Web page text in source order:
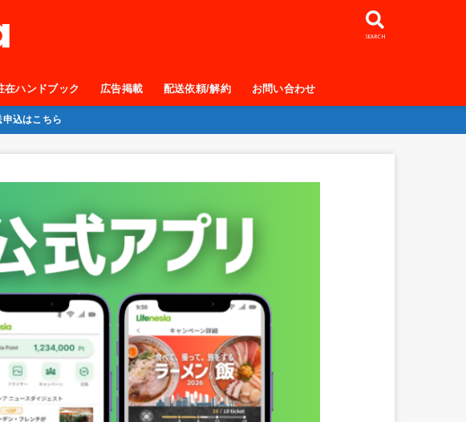
在ハンドブック 広告掲載 配送依頼/解約 お問い合わせ
SEARCH
込はこちら